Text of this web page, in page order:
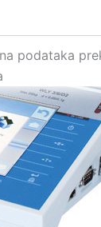
podataka